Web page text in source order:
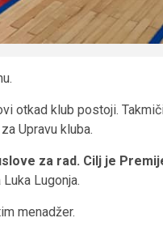
otkad klub postoji.
Upravu kluba.
za rad. Cilj je
Lugonja.
menadžer.